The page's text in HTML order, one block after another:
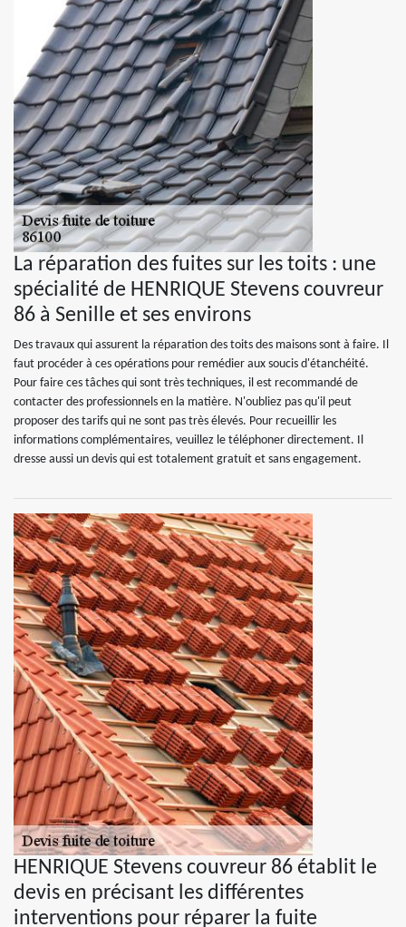
La réparation des fuites sur les toits : une
spécialité de HENRIQUE Stevens couvreur
86 à Senille et ses environs
Des travaux qui assurent la réparation des toits des maisons sont à faire. Il
faut procéder à ces opérations pour remédier aux soucis d'étanchéité.
Pour faire ces tâches qui sont très techniques, il est recommandé de
contacter des professionnels en la matière. N'oubliez pas qu'il peut
proposer des tarifs qui ne sont pas très élevés. Pour recueillir les
informations complémentaires, veuillez le téléphoner directement. Il
dresse aussi un devis qui est totalement gratuit et sans engagement.
HENRIQUE Stevens couvreur 86 établit le
devis en précisant les différentes
interventions pour réparer la fuite